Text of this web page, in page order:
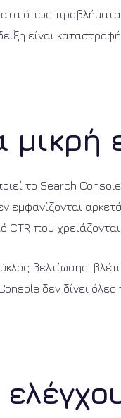
όπως
είναι
το Search
εμφανίζονται
που χρειάζονται
βελτίωσης:
δεν δίνει όλες